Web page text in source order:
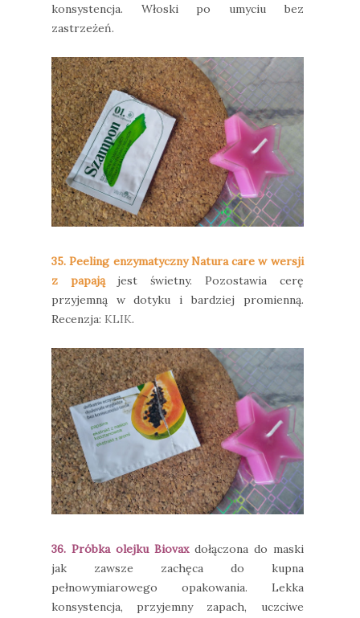
konsystencja. Włoski po umyciu bez
zastrzeżeń.
35. Peeling enzymatyczny Natura care w wersji
z papająjest świetny. Pozostawia cerę
przyjemną w dotyku i bardziej promienną.
Recenzja: KLIK.
36. Próbka olejku Biovaxdołączona do maski
jak zawsze zachęca do kupna
pełnowymiarowego opakowania. Lekka
konsystencja, przyjemny zapach, uczciwe